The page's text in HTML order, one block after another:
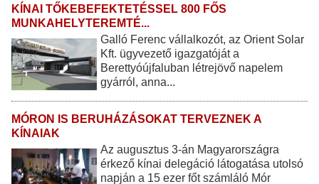
KÍNAI TŐKEBEFEKTETÉSSEL 800 FŐS
MUNKAHELYTEREMTÉ...
Galló Ferenc vállalkozót, az Orient Solar
Kft. ügyvezető igazgatóját a
Berettyóújfaluban létrejövő napelem
gyárról, anna...
MÓRON IS BERUHÁZÁSOKAT TERVEZNEK A
KÍNAIAK
Az augusztus 3-án Magyarországra
érkező kínai delegáció látogatása utolsó
napján a 15 ezer főt számláló Mór